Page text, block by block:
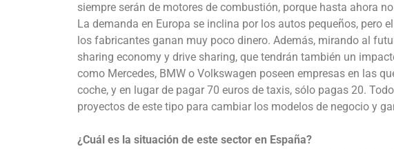
siempre serán de motores de combustión, porque hasta ahora
La demanda en Europa se inclina por los autos pequeños, pero
los fabricantes ganan muy poco dinero. Además, mirando al
sharing economy y drive sharing, que tendrán también un
como Mercedes, BMW o Volkswagen poseen empresas en las
coche, y en lugar de pagar 70 euros de taxis, sólo pagas 20.
proyectos de este tipo para cambiar los modelos de negocio y
¿Cuál es la situación de este sector en España?